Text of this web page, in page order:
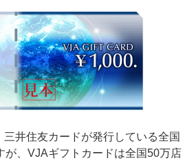
井住友カードが発行している全国
が、VJAギフトカードは全国50万店